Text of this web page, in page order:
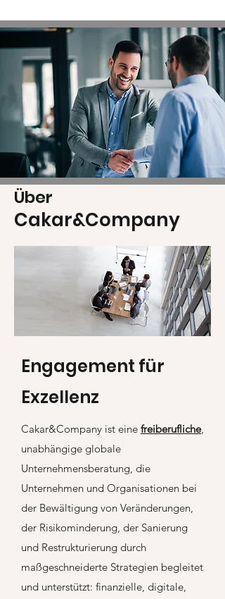
Über
Cakar&Company
Engagement für
Exzellenz
Cakar&Company ist eine freiberufliche,
unabhängige globale
Unternehmensberatung, die
Unternehmen und Organisationen bei
der Bewältigung von Veränderungen,
der Risikominderung, der Sanierung
und Restrukturierung durch
maßgeschneiderte Strategien begleitet
und unterstützt: finanzielle, digitale,